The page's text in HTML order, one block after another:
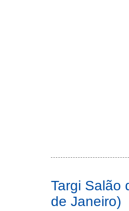
Targi Salão
de Janeiro)